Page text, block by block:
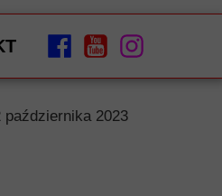
października 2023